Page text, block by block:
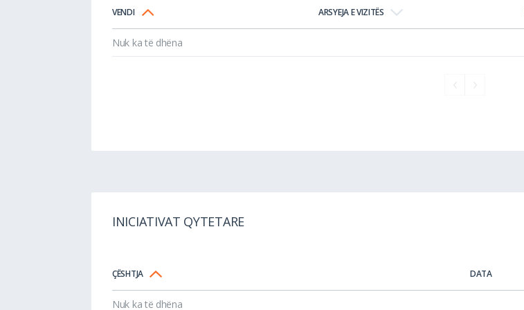
VENDI ARSYEJA E VIZITËS
Nuk ka të dhëna
INICIATIVAT QYTETARE
ÇËSHTJA DATA
Nuk ka të dhëna